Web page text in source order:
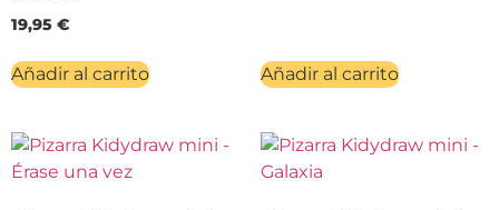
19,95 €
Añadir al carrito Añadir al carrito